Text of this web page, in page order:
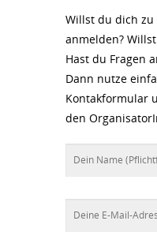
Willst du dich
anmelden?
Hast du Fragen
Dann nutze
Kontakformular
den